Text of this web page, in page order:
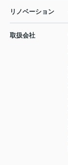
リノベーション
取扱会社